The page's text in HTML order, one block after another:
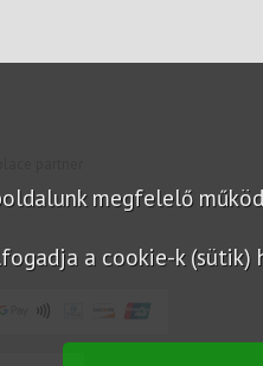
megfelelő
a cookie-k (sütik)